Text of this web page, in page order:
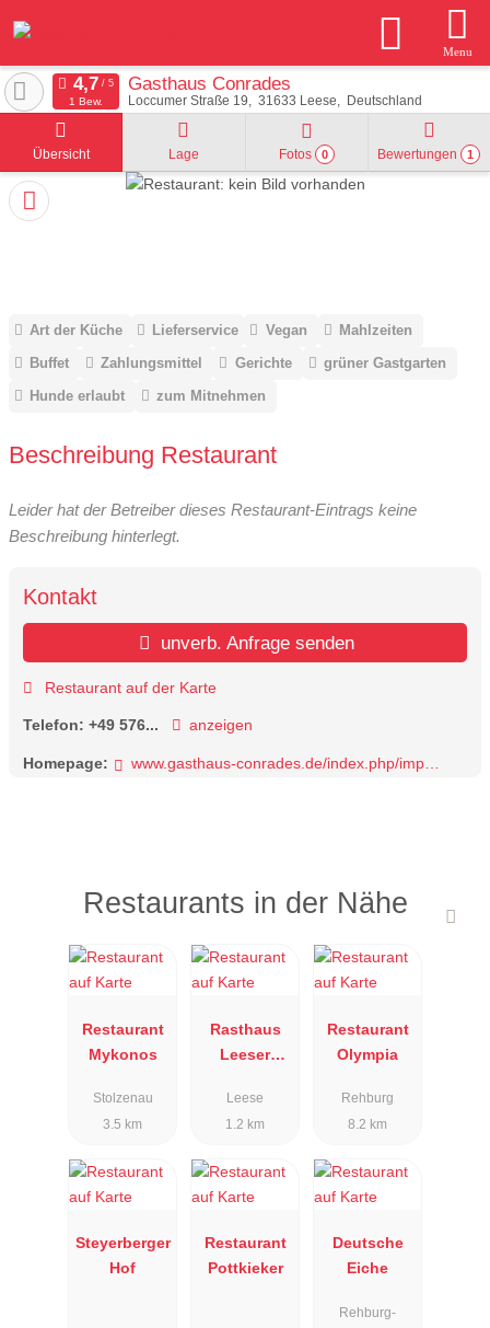
Menu
Gasthaus Conrades
Loccumer Straße 19 31633 Leese Deutschland
1 Bew.
Übersicht Lage Fotos 0 Bewertungen 1
Art der Küche Lieferservice Vegan
Mahlzeiten
Buffet
Zahlungsmittel Gerichte
grüner Gastgarten
Hunde erlaubt
zum Mitnehmen
Beschreibung Restaurant
Leider hat der Betreiber dieses Restaurant-Eintrags keine
Beschreibung hinterlegt.
Kontakt
unverb. Anfrage senden
Restaurant auf der Karte
Telefon: +49 576... anzeigen
Homepage: www.gasthaus-conrades.de/index.php/impressu
Restaurants in der Nähe
Restaurant
Mykonos
Stolzenau
3.5 km
Rasthaus
Leeser
Leese
1.2 km
Restaurant
Olympia
Rehburg
8.2 km
Steyerberger
Hof
Restaurant
Pottkieker
Deutsche
Eiche
Rehburg-